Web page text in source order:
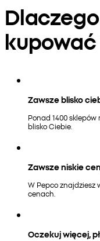
Zawsze blisko
Ponad 1400 sklepów
blisko Ciebie.
Zawsze niskie
W Pepco znajdziesz
cenach.
Oczekuj więcej,